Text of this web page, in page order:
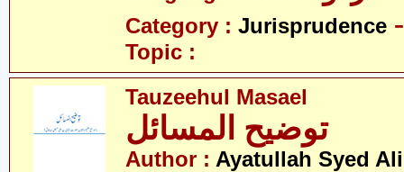
Category : Jurisprudence
Topic :
Tauzeehul Masael
توضیح المسائل
Author : Ayatullah Syed